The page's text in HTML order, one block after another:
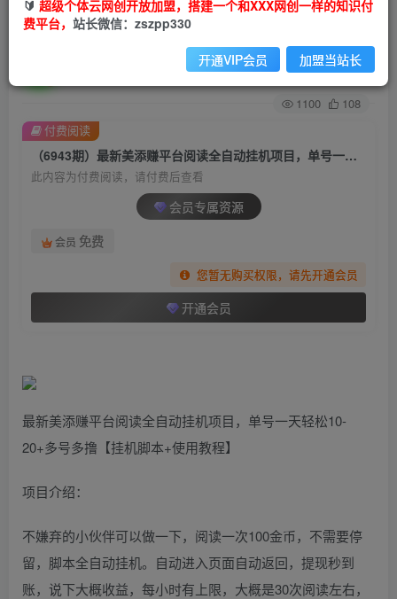
（6943期）最新美添赚平台阅读全自动挂机项
目，单号一天轻松10-20+多号多撸
关注 私信
1100 108
（6943期）最新美添赚平台阅读全自动挂机项目，单号一天轻松10-20+多号多撸
此内容为付费阅读，请付费后查看
会员专属资源
会员 免费
您暂无购买权限，请先开通会员
开通会员
付费阅读
最新美添赚平台阅读全自动挂机项目，单号一天轻松10-
20+多号多撸【挂机脚本+使用教程】
项目介绍：
不嫌弃的小伙伴可以做一下，阅读一次100金币，不需要停
留，脚本全自动挂机。自动进入页面自动返回，提现秒到
账，说下大概收益，每小时有上限，大概是30次阅读左右，
🔰 超级个体云网创开放加盟，搭建一个和XXX网创一样的知识付
费平台， 站长微信：zszpp330
开通VIP会员 加盟当站长